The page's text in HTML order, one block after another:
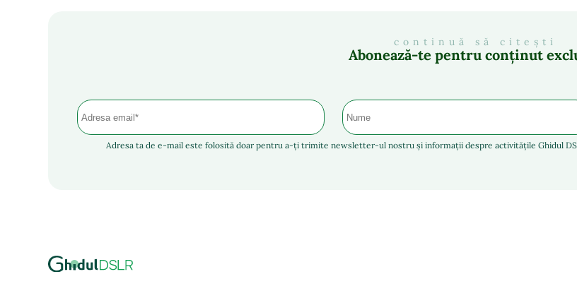
continuă să citești
Abonează-te pentru conținut
Adresa ta de e-mail este folosită doar pentru a-ți trimite newsletter-ul nostru și informații despre activitățile Ghidul